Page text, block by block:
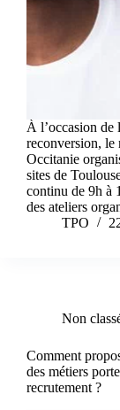
À l’occasion de
reconversion, le
Occitanie
sites de
continu de 9h à
des ateliers
TPO
Non
Comment
des métiers
recrutement ?